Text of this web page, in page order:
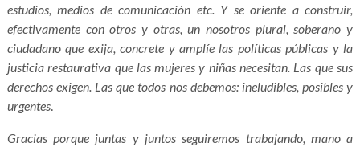
estudios, medios de comunicación etc. Y se oriente a construir,
efectivamente con otros y otras, un nosotros plural, soberano y
ciudadano que exija, concrete y amplíe las políticas públicas y la
justicia restaurativa que las mujeres y niñas necesitan. Las que sus
derechos exigen. Las que todos nos debemos: ineludibles, posibles y
urgentes.
Gracias porque juntas y juntos seguiremos trabajando, mano a